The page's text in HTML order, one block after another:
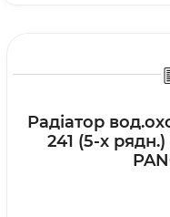
Радіатор
241 (5-х